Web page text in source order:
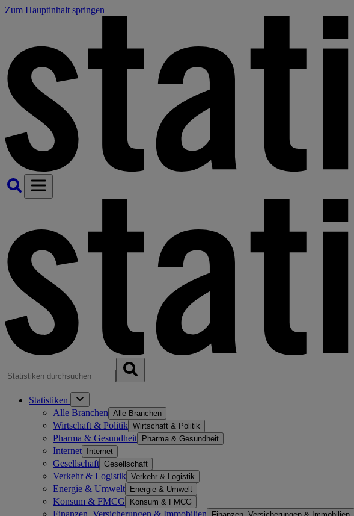
Zum Hauptinhalt springen
Statistiken
Alle Branchen Alle Branchen
Wirtschaft & Politik Wirtschaft & Politik
Pharma & Gesundheit Pharma & Gesundheit
Internet Internet
Gesellschaft Gesellschaft
Verkehr & Logistik Verkehr & Logistik
Energie & Umwelt Energie & Umwelt
Konsum & FMCG Konsum & FMCG
Finanzen, Versicherungen & Immobilien